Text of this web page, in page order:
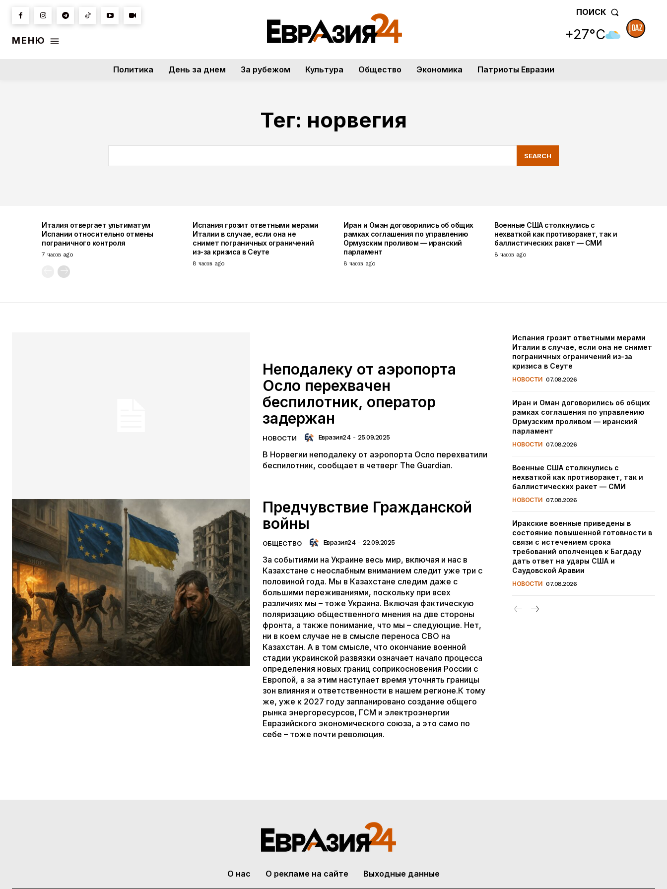
МЕНЮ
ПОИСК
+27°C
Политика День за днем За рубежом Культура Общество Экономика Патриоты Евразии
Тег: норвегия
SEARCH
Италия отвергает ультиматум
Испании относительно отмены
пограничного контроля
7 часов ago
Испания грозит ответными мерами
Италии в случае, если она не
снимет пограничных ограничений
из-за кризиса в Сеуте
8 часов ago
Иран и Оман договорились об общих
рамках соглашения по управлению
Ормузским проливом — иранский
парламент
8 часов ago
Военные США столкнулись с
нехваткой как противоракет, так и
баллистических ракет — СМИ
8 часов ago
Неподалеку от аэропорта
Осло перехвачен
беспилотник, оператор
задержан
НОВОСТИ Евразия24 - 25.09.2025
В Норвегии неподалеку от аэропорта Осло перехватили
беспилотник, сообщает в четверг The Guardian.
Предчувствие Гражданской
войны
ОБЩЕСТВО Евразия24 - 22.09.2025
За событиями на Украине весь мир, включая и нас в
Казахстане с неослабным вниманием следит уже три с
половиной года. Мы в Казахстане следим даже с
большими переживаниями, поскольку при всех
различиях мы – тоже Украина. Включая фактическую
поляризацию общественного мнения на две стороны
фронта, а также понимание, что мы – следующие. Нет,
ни в коем случае не в смысле переноса СВО на
Казахстан. А в том смысле, что окончание военной
стадии украинской развязки означает начало процесса
определения новых границ соприкосновения России с
Европой, а за этим наступает время уточнять границы
зон влияния и ответственности в нашем регионе.К тому
же, уже к 2027 году запланировано создание общего
рынка энергоресурсов, ГСМ и электроэнергии
Евразийского экономического союза, а это само по
себе – тоже почти революция.
Испания грозит ответными мерами
Италии в случае, если она не снимет
пограничных ограничений из-за
кризиса в Сеуте
НОВОСТИ 07.08.2026
Иран и Оман договорились об общих
рамках соглашения по управлению
Ормузским проливом — иранский
парламент
НОВОСТИ 07.08.2026
Военные США столкнулись с
нехваткой как противоракет, так и
баллистических ракет — СМИ
НОВОСТИ 07.08.2026
Иракские военные приведены в
состояние повышенной готовности в
связи с истечением срока
требований ополченцев к Багдаду
дать ответ на удары США и
Саудовской Аравии
НОВОСТИ 07.08.2026
О нас О рекламе на сайте Выходные данные